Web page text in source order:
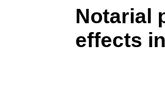
Notarial
effects